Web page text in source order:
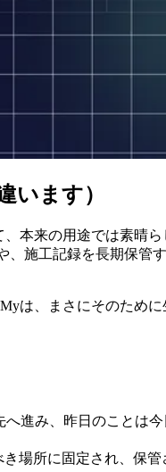
います）
本来の用途では素
施工記録を長期保
は、まさにそのため
へ進み、昨日のことは
場所に固定され、保管